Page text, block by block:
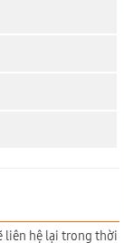
liên hệ lại trong thời